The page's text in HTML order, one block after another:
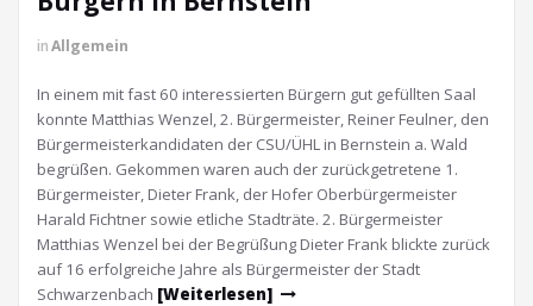
inAllgemein
In einem mit fast 60 interessierten Bürgern gut gefüllten Saal
konnte Matthias Wenzel, 2. Bürgermeister, Reiner Feulner, den
Bürgermeisterkandidaten der CSU/ÜHL in Bernstein a. Wald
begrüßen. Gekommen waren auch der zurückgetretene 1.
Bürgermeister, Dieter Frank, der Hofer Oberbürgermeister
Harald Fichtner sowie etliche Stadträte. 2. Bürgermeister
Matthias Wenzel bei der Begrüßung Dieter Frank blickte zurück
auf 16 erfolgreiche Jahre als Bürgermeister der Stadt
Schwarzenbach [Weiterlesen]